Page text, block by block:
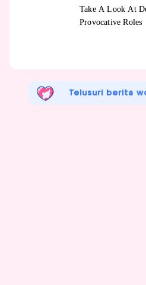
Telusuri berita